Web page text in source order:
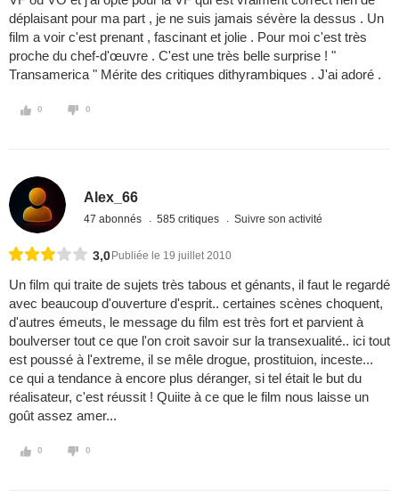
déplaisant pour ma part , je ne suis jamais sévère la dessus . Un
film a voir c'est prenant , fascinant et jolie . Pour moi c'est très
proche du chef-d'œuvre . C'est une très belle surprise ! "
Transamerica " Mérite des critiques dithyrambiques . J'ai adoré .
0 0
Alex_66
47 abonnés 585 critiques Suivre son activité
3,0 Publiée le 19 juillet 2010
Un film qui traite de sujets très tabous et génants, il faut le regardé
avec beaucoup d'ouverture d'esprit.. certaines scènes choquent,
d'autres émeuts, le message du film est très fort et parvient à
boulverser tout ce que l'on croit savoir sur la transexualité.. ici tout
est poussé à l'extreme, il se mêle drogue, prostituion, inceste...
ce qui a tendance à encore plus déranger, si tel était le but du
réalisateur, c'est réussit ! Quiite à ce que le film nous laisse un
goût assez amer...
0 0